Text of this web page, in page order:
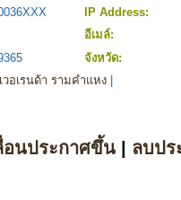
IP Address:
อีเมล์:
จังหวัด:
วอเรนด้า รามคำแหง
อนประกาศขึ้น| ลบปร